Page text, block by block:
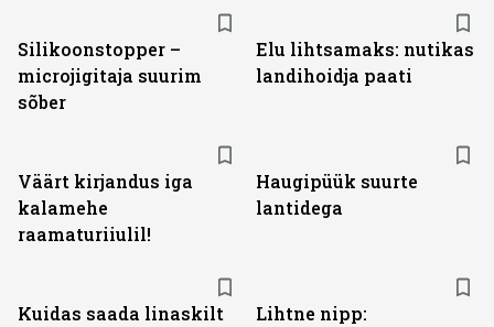
Silikoonstopper –
microjigitaja suurim
sõber
Elu lihtsamaks: nutikas
landihoidja paati
Väärt kirjandus iga
kalamehe
raamaturiiulil!
Haugipüük suurte
lantidega
Kuidas saada linaskilt
Lihtne nipp: